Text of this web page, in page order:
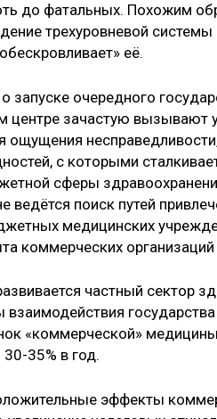
до фатальных. Похожим
трехуровневой
её.
запуске очередного
центре зачастую вызывают
с которыми
сферы
ведётся поиск путей
медицинских
коммерческих
частный сектор
взаимодействия
«коммерческой»
35% в год.
эффекты